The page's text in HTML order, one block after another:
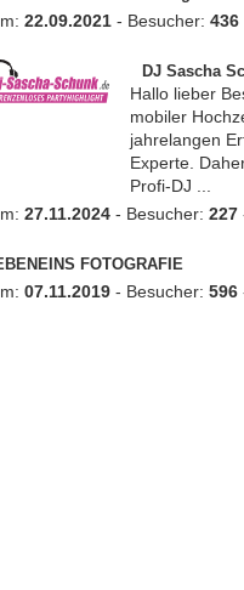
22.09.2021 - Besucher: 436
DJ Sascha
Hallo lieber
mobiler
jahrelangen
Experte.
Profi-DJ ...
27.11.2024 - Besucher: 227
FOTOGRAFIE
07.11.2019 - Besucher: 596